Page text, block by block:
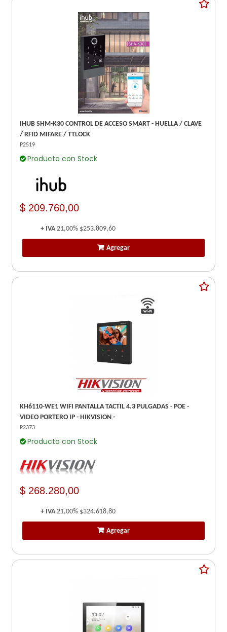
IHUB SHM-K30 CONTROL DE ACCESO SMART - HUELLA / CLAVE
/ RFID MIFARE / TTLOCK
P2519
Producto con Stock
$ 209.760,00
+ IVA21,00% $253.809,60
Agregar
KH6110-WE1 WIFI PANTALLA TACTIL 4.3 PULGADAS - POE -
VIDEO PORTERO IP - HIKVISION -
P2373
Producto con Stock
$ 268.280,00
+ IVA21,00% $324.618,80
Agregar